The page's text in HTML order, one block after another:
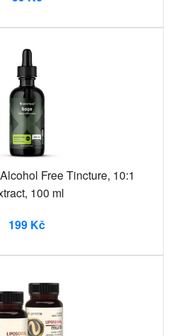
Free Tincture, 10:1
100 ml
199 Kč